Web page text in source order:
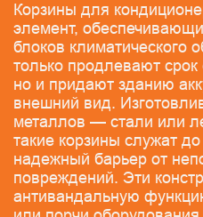
Корзины для
элемент,
блоков климатического
только продлевают
но и придают зданию
внешний вид.
металлов — стали или
такие корзины служат
надежный барьер от
повреждений. Эти
антивандальную